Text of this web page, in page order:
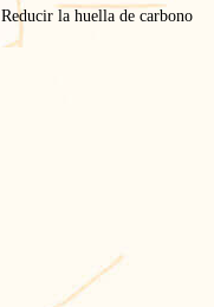
Reducir la huella de carbono